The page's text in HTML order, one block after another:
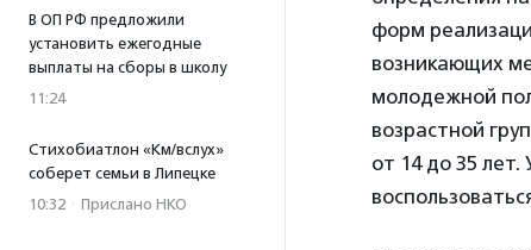
В ОП РФ предложили
установить ежегодные
выплаты на сборы в школу
11:24
Стихобиатлон «Км/вслух»
соберет семьи в Липецке
10:32 · Прислано НКО
форм
возникающих
молодежной
возрастной
от 14 до 35